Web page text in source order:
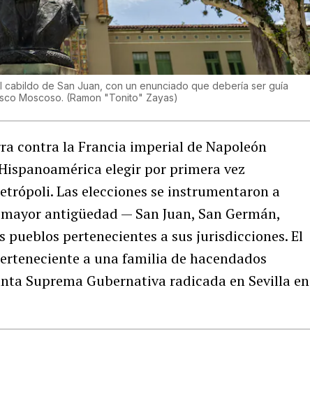
de San Juan, con un enunciado que debería ser guía
Moscoso. (Ramon "Tonito" Zayas)
contra la Francia imperial de Napoleón
elegir por primera vez
Las elecciones se instrumentaron a
antigüedad — San Juan, San Germán,
pertenecientes a sus jurisdicciones. El
a una familia de hacendados
Suprema Gubernativa radicada en Sevilla en